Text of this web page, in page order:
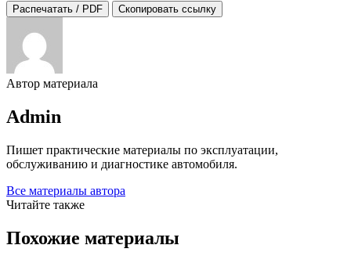
Распечатать / PDF Скопировать ссылку
Автор материала
Admin
Пишет практические материалы по эксплуатации,
обслуживанию и диагностике автомобиля.
Все материалы автора
Читайте также
Похожие материалы